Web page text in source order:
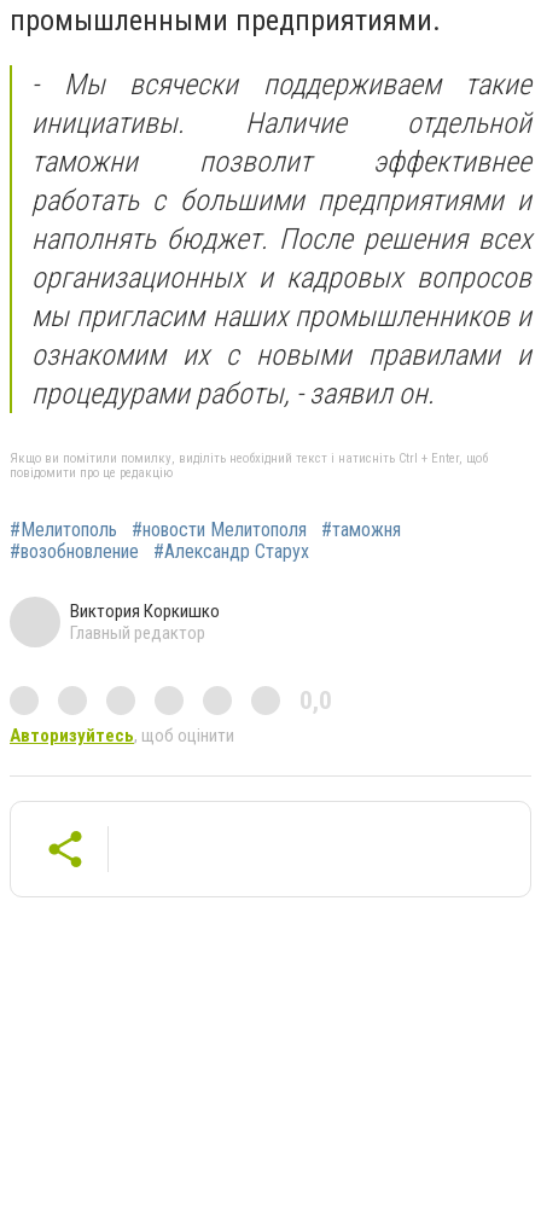
промышленными предприятиями.
- Мы всячески поддерживаем такие
инициативы. Наличие отдельной
таможни позволит эффективнее
работать с большими предприятиями и
наполнять бюджет. После решения всех
организационных и кадровых вопросов
мы пригласим наших промышленников и
ознакомим их с новыми правилами и
процедурами работы, - заявил он.
Якщо ви помітили помилку, виділіть необхідний текст і натисніть Ctrl + Enter, щоб
повідомити про це редакцію
#Мелитополь #новости Мелитополя
#таможня
#возобновление
#Александр Старух
Виктория Коркишко
Главный редактор
0,0
Авторизуйтесь, щоб оцінити